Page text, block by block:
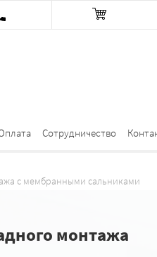
Сотрудничество
с мембранными сальниками
монтажа